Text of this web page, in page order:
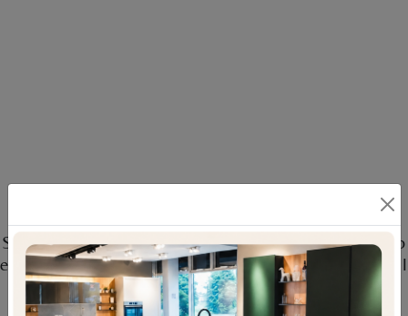
Scopri la nostra serie di Arredo Bagno moderno
e mobili bagno a terra in laccato opaco, come il
modello B201 BD001